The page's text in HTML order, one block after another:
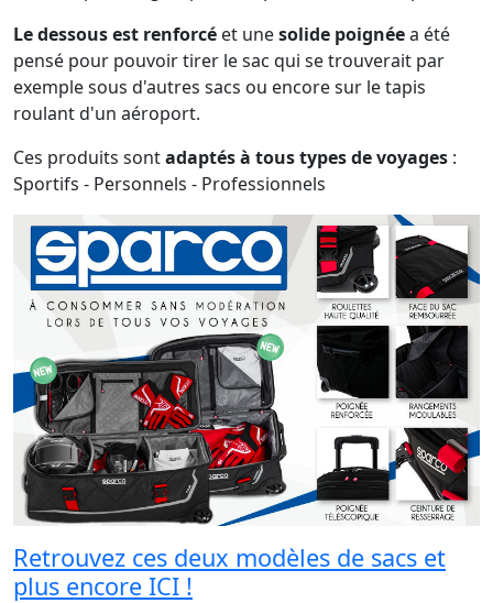
Le dessous est renforcé et unesolide poignéea été
pensé pour pouvoir tirer le sac qui se trouverait par
exemple sous d'autres sacs ou encore sur le tapis
roulant d'un aéroport.
Ces produits sontadaptés à tous types de voyages :
Sportifs - Personnels - Professionnels
Retrouvez ces deux modèles de sacs et
plus encore ICI !